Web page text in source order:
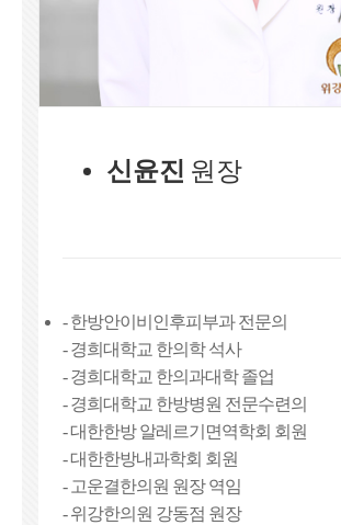
신윤진 원장
- 한방안이비인후피부과 전문의
- 경희대학교 한의학 석사
- 경희대학교 한의과대학 졸업
- 경희대학교 한방병원 전문수련의
- 대한한방 알레르기면역학회 회원
- 대한한방내과학회 회원
- 고운결한의원 원장 역임
- 위강한의원 강동점 원장